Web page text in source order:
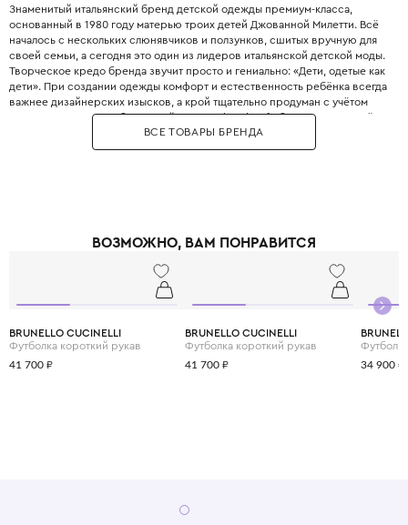
Знаменитый итальянский бренд детской одежды премиум-класса,
основанный в 1980 году матерью троих детей Джованной Милетти. Всё
началось с нескольких слюнявчиков и ползунков, сшитых вручную для
своей семьи, а сегодня это один из лидеров итальянской детской моды.
Творческое кредо бренда звучит просто и гениально: «Дети, одетые как
дети». При создании одежды комфорт и естественность ребёнка всегда
важнее дизайнерских изысков, а крой тщательно продуман с учётом
всех возрастных особенностей. Философия Il Gufo базируется на трёх
китах: качество материалов, продуманность деталей и эксклюзивность,
что сделало бренд эталоном качества. Для пошива одежды
которые ценят настоящее итальянское качество и хотят,, чтобы ребёнок
ВСЕ ТОВАРЫ БРЕНДА
ВОЗМОЖНО, ВАМ ПОНРАВИТСЯ
BRUNELLO CUCINELLI
Футболка короткий рукав
41 700 ₽
BRUNELLO CUCINELLI
Футболка короткий рукав
41 700 ₽ 34 900 ₽